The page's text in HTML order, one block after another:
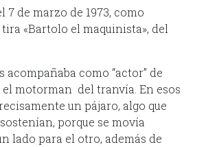
7 de marzo de 1973, como
«Bartolo el maquinista», del
acompañaba como “actor” de
motorman del tranvía. En esos
un pájaro, algo que
porque se movía
lado para el otro, además de